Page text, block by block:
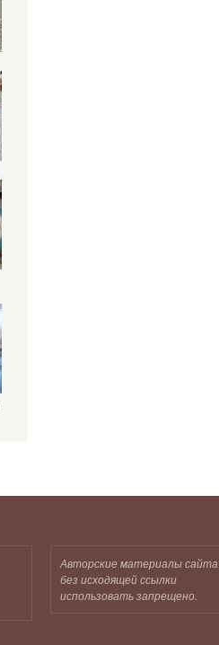
Авторские материалы сайта
без исходящей ссылки
использовать запрещено.